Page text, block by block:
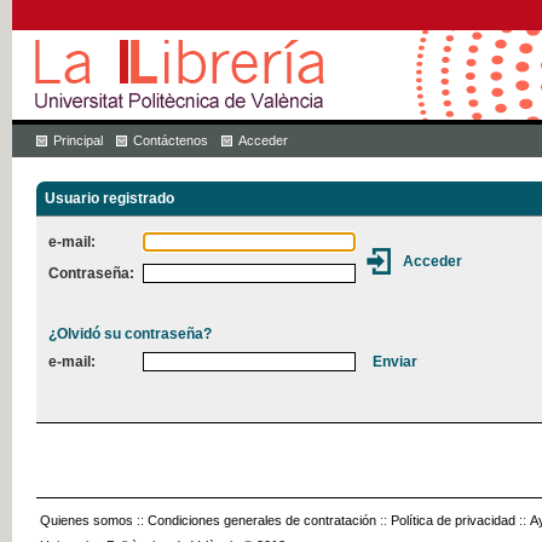
Principal Contáctenos Acceder
Usuario registrado
e-mail:
Contraseña:
¿Olvidó su contraseña?
e-mail:
Quienes somos :: Condiciones generales de contratación :: Política de privacidad ::